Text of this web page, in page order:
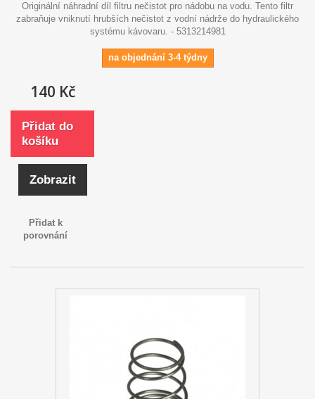
Originální náhradní díl filtru nečistot pro nádobu na vodu. Tento filtr
zabraňuje vniknutí hrubších nečistot z vodní nádrže do hydraulického
systému kávovaru. - 5313214981
na objednání 3-4 týdny
140 Kč
Přidat do
košíku
Zobrazit
Přidat k
porovnání